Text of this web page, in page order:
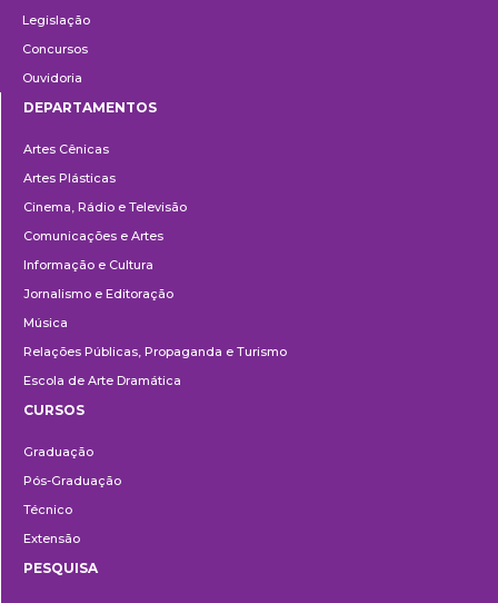
Legislação
Concursos
Ouvidoria
DEPARTAMENTOS
Artes Cênicas
Artes Plásticas
Cinema, Rádio e Televisão
Comunicações e Artes
Informação e Cultura
Jornalismo e Editoração
Música
Relações Públicas, Propaganda e Turismo
Escola de Arte Dramática
CURSOS
Graduação
Pós-Graduação
Técnico
Extensão
PESQUISA